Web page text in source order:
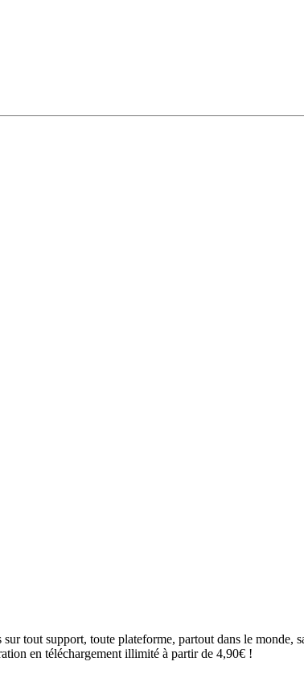
tout support, toute plateforme, partout dans le monde,
en téléchargement illimité à partir de 4,90€ !